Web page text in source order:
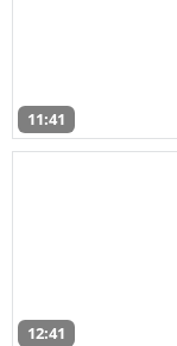
11:41
12:41